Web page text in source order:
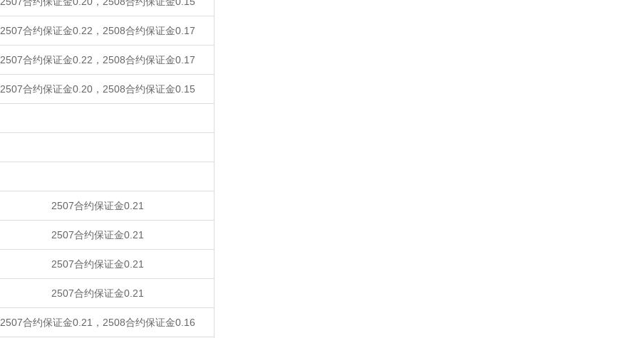
2507合约保证金0.22，2508合约保证金0.17
2507合约保证金0.22，2508合约保证金0.17
2507合约保证金0.20，2508合约保证金0.15
2507合约保证金0.21
2507合约保证金0.21
2507合约保证金0.21
2507合约保证金0.21
2507合约保证金0.21，2508合约保证金0.16